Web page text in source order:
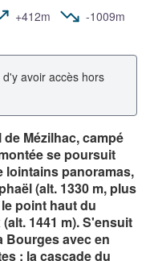
+412m
-1009m
avoir accès hors
Mézilhac, campé
se poursuit
lointains panoramas,
(alt. 1330 m, plus
point haut du
1441 m). S'ensuit
Bourges avec en
: la cascade du